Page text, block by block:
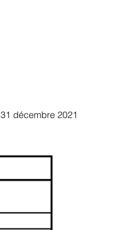
décembre 2021